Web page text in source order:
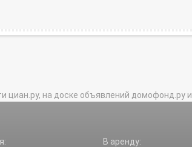
на доске объявлений домофонд.ру и
В аренду: